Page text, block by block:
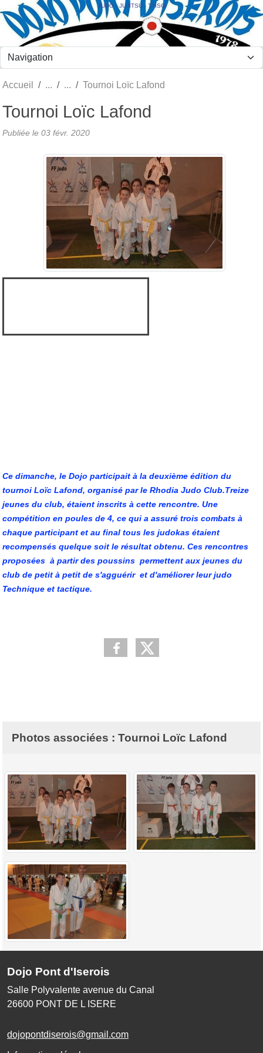
JUDO - JUJITSU - TAÏSO
Accueil Tournoi Loïc Lafond
Tournoi Loïc Lafond
Publiée le 03 févr. 2020
Ce dimanche, le Dojo participait à la deuxième édition du
tournoi Loïc Lafond, organisé par le Rhodia Judo Club.Treize
jeunes du club, étaient inscrits à cette rencontre. Une
compétition en poules de 4, ce qui a assuré trois combats à
chaque participant et au final tous les judokas étaient
recompensés quelque soit le résultat obtenu. Ces rencontres
proposées à partir des poussins permettent aux jeunes du
club de petit à petit de s'agguérir et d'améliorer leur judo
Technique et tactique.
Photos associées : Tournoi Loïc Lafond
Dojo Pont d'Iserois
Salle Polyvalente avenue du Canal
26600 PONT DE L ISERE
dojopontdiserois@gmail.com
Panneau de gestion des cookies